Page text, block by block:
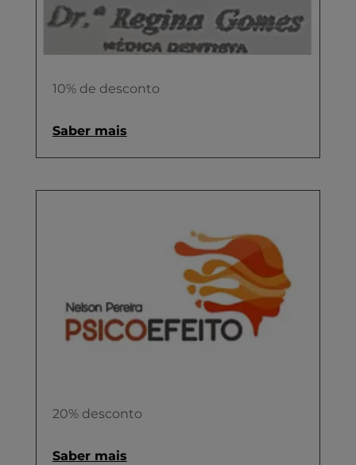
10% de desconto
Saber mais
20% desconto
Saber mais